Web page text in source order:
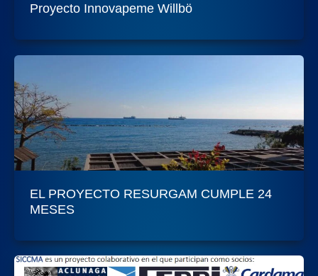
Proyecto Innovapeme Willbö
EL PROYECTO RESURGAM CUMPLE 24
MESES